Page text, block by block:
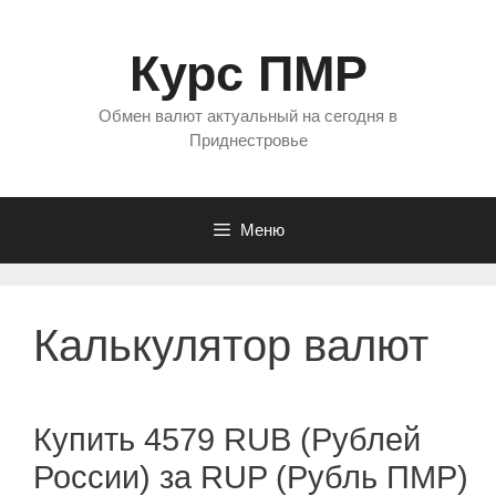
Курс ПМР
Обмен валют актуальный на сегодня в
Приднестровье
Меню
Калькулятор валют
Купить 4579 RUB (Рублей
России) за RUP (Рубль ПМР)